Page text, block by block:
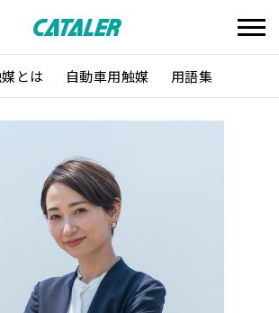
とは 自動車用触媒 用語集